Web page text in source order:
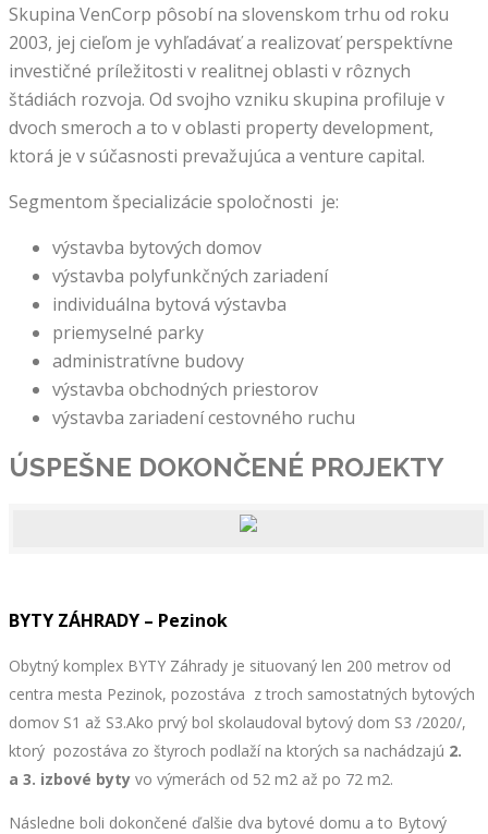
Skupina VenCorp pôsobí na slovenskom trhu od roku
2003, jej cieľom je vyhľadávať a realizovať perspektívne
investičné príležitosti v realitnej oblasti v rôznych
štádiách rozvoja. Od svojho vzniku skupina profiluje v
dvoch smeroch a to v oblasti property development,
ktorá je v súčasnosti prevažujúca a venture capital.
Segmentom špecializácie spoločnosti je:
výstavba bytových domov
výstavba polyfunkčných zariadení
individuálna bytová výstavba
priemyselné parky
administratívne budovy
výstavba obchodných priestorov
výstavba zariadení cestovného ruchu
ÚSPEŠNE DOKONČENÉ PROJEKTY
BYTY ZÁHRADY – Pezinok
Obytný komplex BYTY Záhrady je situovaný len 200 metrov od
centra mesta Pezinok, pozostáva z troch samostatných bytových
domov S1 až S3.Ako prvý bol skolaudoval bytový dom S3 /2020/,
ktorý pozostáva zo štyroch podlaží na ktorých sa nachádzajú 2.
a 3. izbové byty vo výmerách od 52 m2 až po 72 m2.
Následne boli dokončené ďalšie dva bytové domu a to Bytový